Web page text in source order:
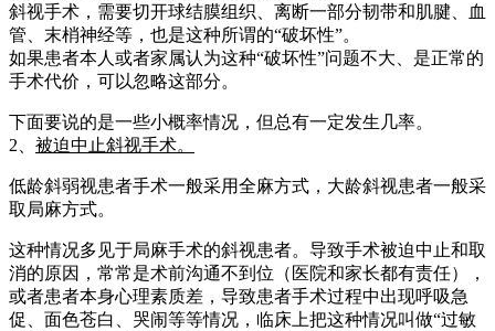
斜视手术，需要切开球结膜组织、离断一部分韧带和肌腱、血
管、末梢神经等，也是这种所谓的“破坏性”。
如果患者本人或者家属认为这种“破坏性”问题不大、是正常的
手术代价，可以忽略这部分。
下面要说的是一些小概率情况，但总有一定发生几率。
2、 被迫中止斜视手术。
低龄斜弱视患者手术一般采用全麻方式，大龄斜视患者一般采
取局麻方式。
这种情况多见于局麻手术的斜视患者。导致手术被迫中止和取
消的原因，常常是术前沟通不到位（医院和家长都有责任），
或者患者本身心理素质差，导致患者手术过程中出现呼吸急
促、面色苍白、哭闹等等情况，临床上把这种情况叫做“过敏